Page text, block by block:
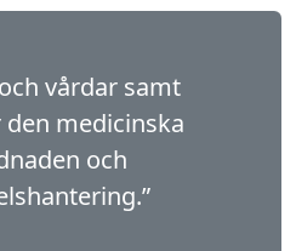
vårdar samt
medicinska
och